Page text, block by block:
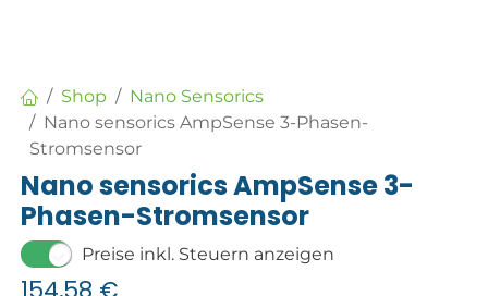
Shop
Nano Sensorics
Nano sensorics AmpSense 3-Phasen-
Stromsensor
Nano sensorics AmpSense 3-
Phasen-Stromsensor
Preise inkl. Steuern anzeigen